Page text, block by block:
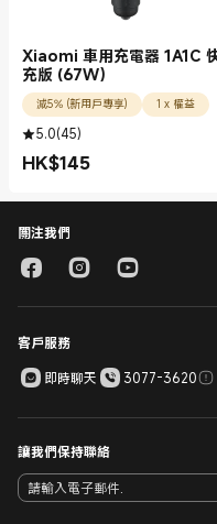
Xiaomi 車用充電器 1A1C
充版 (67W）
減5% (新用戶專享) 1 x 權益
5.0(45)
HK$145
現價 HK$145.00
關注我們
客戶服務
即時聊天
3077-3620
讓我們保持聯絡